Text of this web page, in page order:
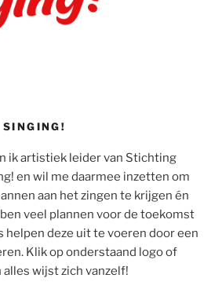
ik artistiek leider van Stichting
en wil me daarmee inzetten om
aan het zingen te krijgen én
veel plannen voor de toekomst
helpen deze uit te voeren door een
Klik op onderstaand logo of
alles wijst zich vanzelf!